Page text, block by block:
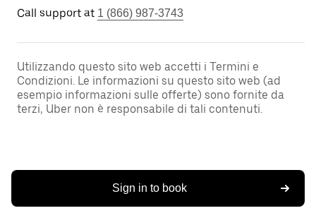
Call support at 1 (866) 987-3743
Utilizzando questo sito web accetti i Termini e
Condizioni. Le informazioni su questo sito web (ad
esempio informazioni sulle offerte) sono fornite da
terzi, Uber non è responsabile di tali contenuti.
Sign in to book